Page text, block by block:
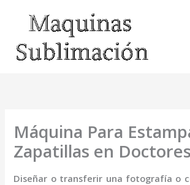
contenido
Máquina Para
Zapatillas en
Diseñar o transferir una fotografía o